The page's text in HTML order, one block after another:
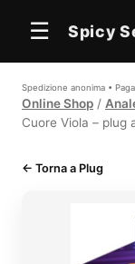
☰ Spicy
Spedizione anonima •
Online Shop /
Cuore Viola – plug
← Torna a Plug